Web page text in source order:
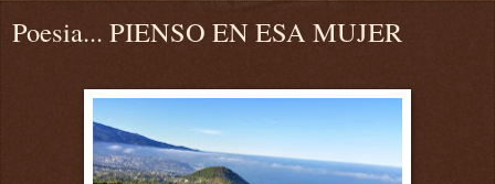
Poesia... PIENSO EN ESA MUJER